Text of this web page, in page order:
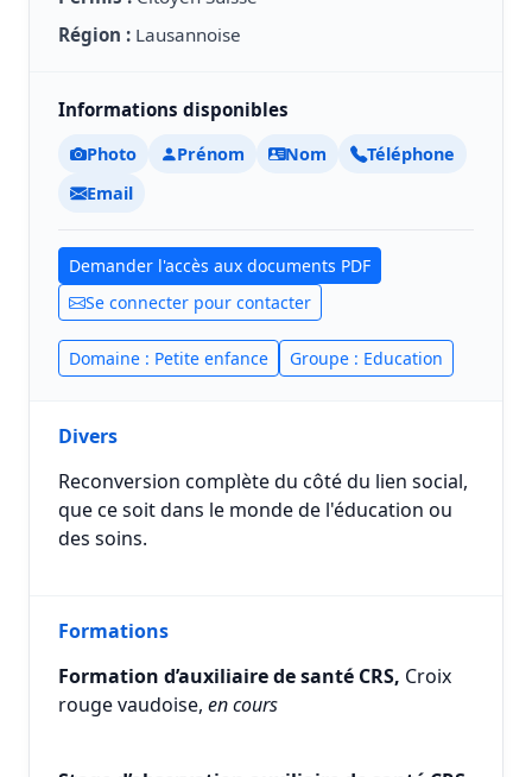
Région : Lausannoise
Informations disponibles
Photo Prénom Nom
Téléphone
Email
Demander l'accès aux documents PDF
Se connecter pour contacter
Domaine : Petite enfance Groupe : Education
Divers
Reconversion complète du côté du lien social,
que ce soit dans le monde de l'éducation ou
des soins.
Formations
Formation d’auxiliaire de santé CRS, Croix
rouge vaudoise, en cours